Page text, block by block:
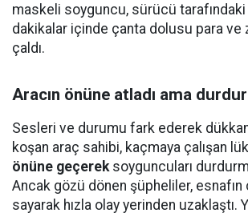
maskeli soyguncu, sürücü tarafındaki
dakikalar içinde çanta dolusu para ve
çaldı.
Aracın önüne atladı ama
Sesleri ve durumu fark ederek
koşan araç sahibi, kaçmaya çalışan
önüne geçerek soyguncuları
Ancak gözü dönen şüpheliler, esnafın
sayarak hızla olay yerinden uzaklaştı.